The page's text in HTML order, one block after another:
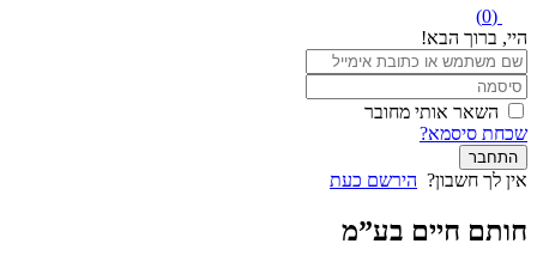
(0)
היי, ברוך הבא!
השאר אותי מחובר
שכחת סיסמא?
התחבר
אין לך חשבון? הירשם כעת
חותם חיים בע”מ